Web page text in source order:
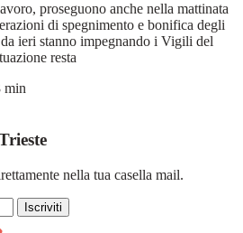
proseguono anche nella mattinata
di spegnimento e bonifica degli
ieri stanno impegnando i Vigili del
resta
min
nella tua casella mail.
Iscriviti